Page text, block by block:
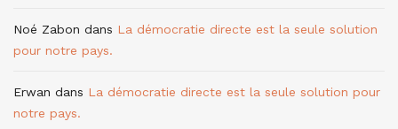
Noé Zabon dans La démocratie directe est la seule solution
pour notre pays.
Erwan dans La démocratie directe est la seule solution pour
notre pays.